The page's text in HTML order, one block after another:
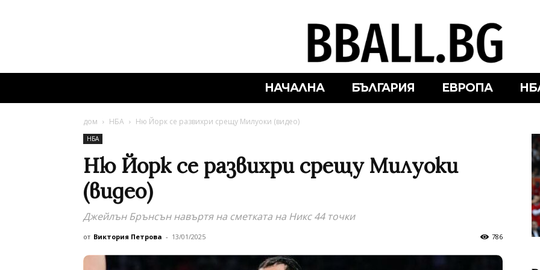
НАЧАЛНА БЪЛГАРИЯ ЕВРОПА
дом НБА Ню Йорк се развихри срещу Милуоки (видео)
НБА
Ню Йорк се развихри срещу Милуоки
(видео)
Джейлън Брънсън навъртя на сметката на Никс 44 точки
от Виктория Петрова - 13/01/2025 786